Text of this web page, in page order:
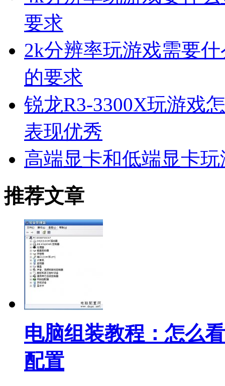
要求
2k分辨率玩游戏需要
的要求
锐龙R3-3300X玩游戏
表现优秀
高端显卡和低端显卡
推荐文章
电脑组装教程：怎么
配置